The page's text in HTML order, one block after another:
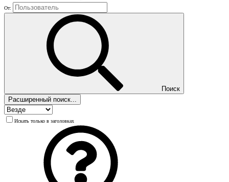
От:
Поиск
Расширенный поиск...
Искать только в заголовках